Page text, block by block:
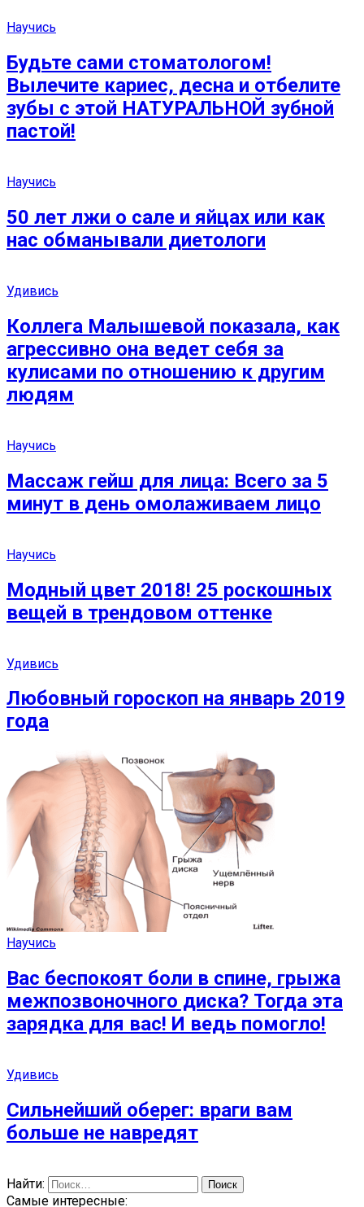
Научись
Будьте сами стоматологом!
Вылечите кариес, десна и отбелите
зубы с этой НАТУРАЛЬНОЙ зубной
пастой!
Научись
50 лет лжи о сале и яйцах или как
нас обманывали диетологи
Удивись
Коллега Малышевой показала, как
агрессивно она ведет себя за
кулисами по отношению к другим
людям
Научись
Массаж гейш для лица: Всего за 5
минут в день омолаживаем лицо
Научись
Модный цвет 2018! 25 роскошных
вещей в трендовом оттенке
Удивись
Любовный гороскоп на январь 2019
года
Научись
Вас беспокоят боли в спине, грыжа
межпозвоночного диска? Тогда эта
зарядка для вас! И ведь помогло!
Удивись
Сильнейший оберег: враги вам
больше не навредят
Найти:
Самые интересные: